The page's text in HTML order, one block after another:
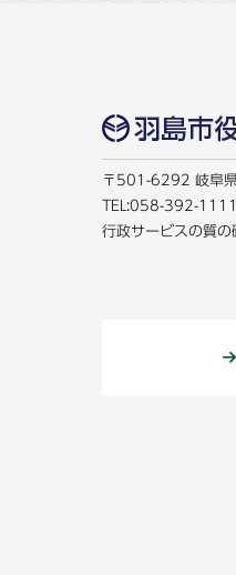
〒501-6292 岐阜
TEL:058-392-1111
行政サービスの質